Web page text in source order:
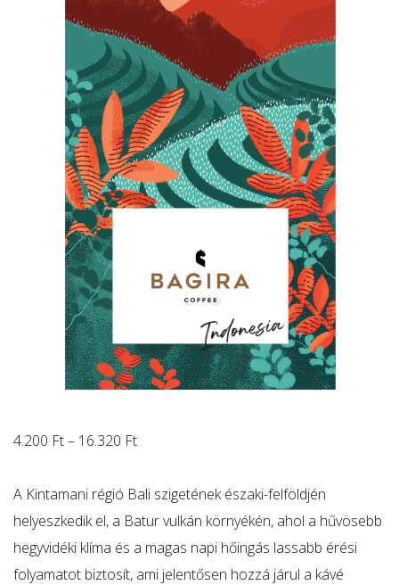
4.200 Ft– 16.320 FtÁrtartomány:
-
16.320 Ft
A Kintamani régió Bali szigetének északi-felföldjén
helyeszkedik el, a Batur vulkán környékén, ahol a hűvösebb
hegyvidéki klíma és a magas napi hőingás lassabb érési
folyamatot biztosít, ami jelentősen hozzá járul a kávé